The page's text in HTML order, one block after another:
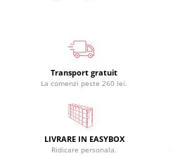
Transport gratuit
La comenzi peste 260 lei.
LIVRARE IN EASYBOX
Ridicare personala.